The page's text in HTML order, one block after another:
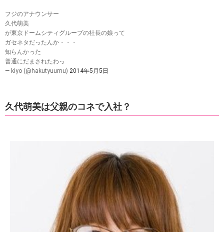
フジのアナウンサー
久代萌美
が東京ドームシティグループの社長の娘って
ガセネタだったんか・・・
知らんかった
普通にだまされたわっ
— kiyo (@hakutyuumu) 2014年5月5日
久代萌美は父親のコネで入社？